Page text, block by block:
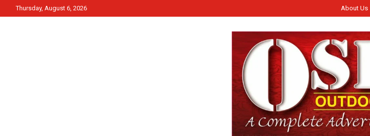
to
Thursday, August 6, 2026 About Us